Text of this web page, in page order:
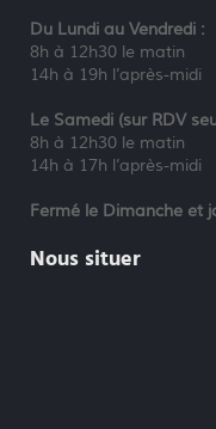
Du Lundi au Vendredi :
8h à 12h30 le matin
14h à 19h l’après-midi
Le Samedi (sur RDV
8h à 12h30 le matin
14h à 17h l’après-midi
Fermé le Dimanche et
Nous situer